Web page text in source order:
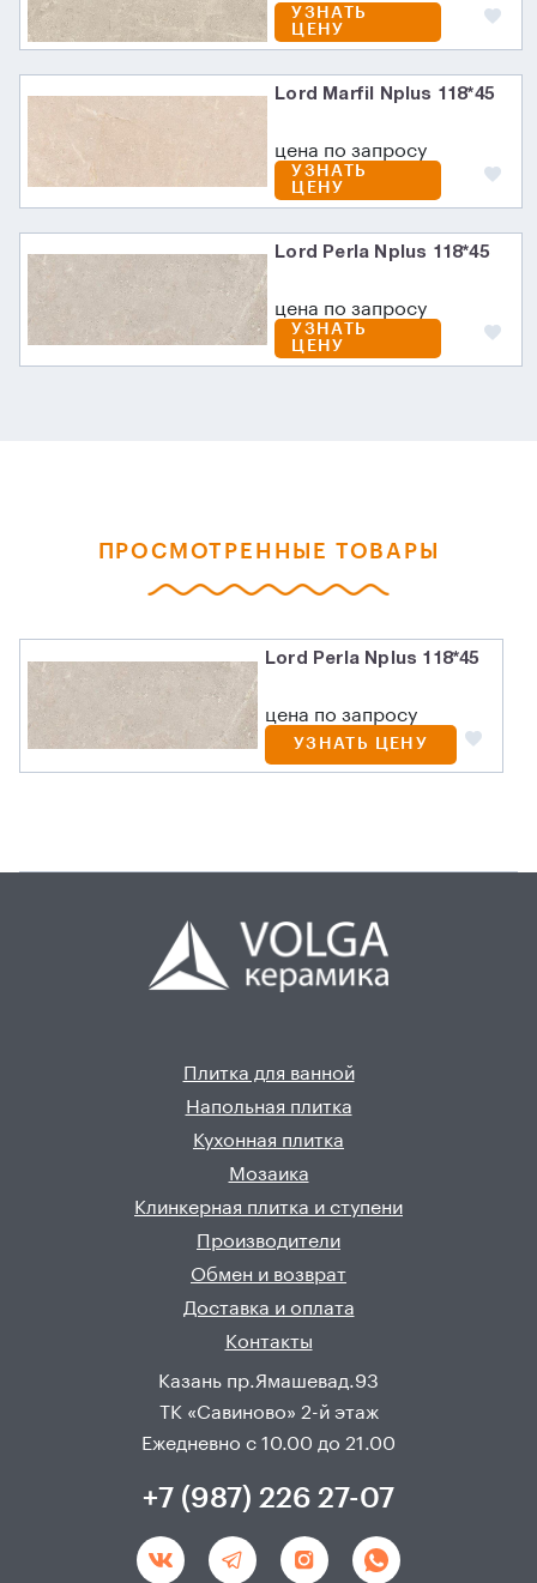
УЗНАТЬ
ЦЕНУ
Lord Marfil Nplus 118*45
цена по запросу
УЗНАТЬ
ЦЕНУ
Lord Perla Nplus 118*45
цена по запросу
УЗНАТЬ
ЦЕНУ
ПРОСМОТРЕННЫЕ ТОВАРЫ
Lord Perla Nplus 118*45
цена по запросу
УЗНАТЬ ЦЕНУ
Плитка для ванной
Напольная плитка
Кухонная плитка
Мозаика
Клинкерная плитка и ступени
Производители
Обмен и возврат
Доставка и оплата
Контакты
Казань пр.Ямашевад.93
ТК «Савиново» 2-й этаж
Ежедневно с 10.00 до 21.00
+7 (987) 226 27-07